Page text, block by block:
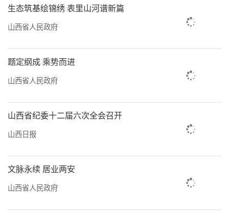
生态筑基绘锦绣 表里山河谱新篇
山西省人民政府
题定纲成 乘势而进
山西省人民政府
山西省纪委十二届六次全会召开
山西日报
文脉永续 居业两安
山西省人民政府